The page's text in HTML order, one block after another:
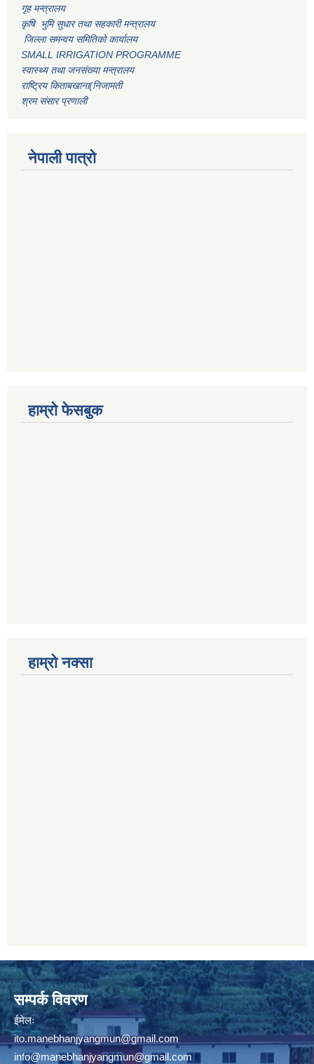
गृह मन्त्रालय
कृषि भुमि सुधार तथा सहकारी मन्त्रालय
जिल्ला समन्वय समितिको कार्यालय
SMALL IRRIGATION PROGRAMME
स्वास्थ्य तथा जनसंख्या मन्त्रालय
राष्ट्रिय किताबखाना(निजामती
श्रम संसार प्रणाली
नेपाली पात्रो
हाम्रो फेसबुक
हाम्रो नक्सा
सम्पर्क विवरण
ईमेलः
ito.manebhanjyangmun@gmail.com
info@manebhanjyangmun@gmail.com